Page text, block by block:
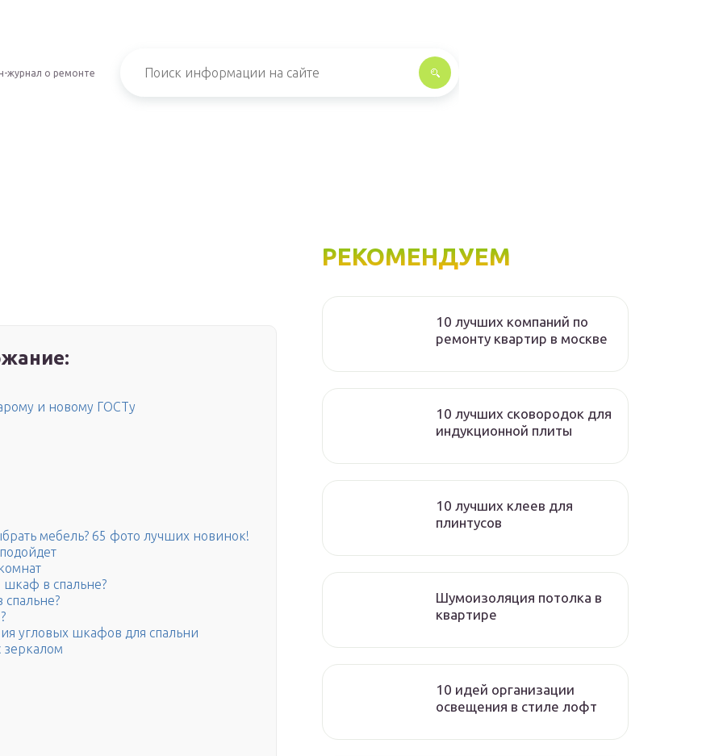
журнал о ремонте
и новому ГОСТу
мебель? 65 фото лучших новинок!
шкаф в спальне?
угловых шкафов для спальни
зеркалом
РЕКОМЕНДУЕМ
10 лучших компаний по
ремонту квартир в москве
10 лучших сковородок для
индукционной плиты
10 лучших клеев для
плинтусов
Шумоизоляция потолка в
квартире
10 идей организации
освещения в стиле лофт